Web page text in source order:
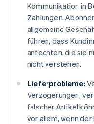
Kommunikation in
Zahlungen,
allgemeine
führen, dass
anfechten, die sie
nicht verstehen.
Lieferprobleme:
Verzögerungen,
falscher Artikel
vor allem, wenn